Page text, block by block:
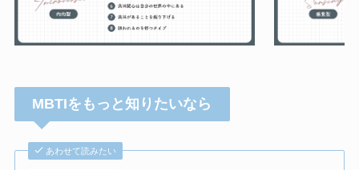
MBTIをもっと知りたいなら
あわせて読みたい